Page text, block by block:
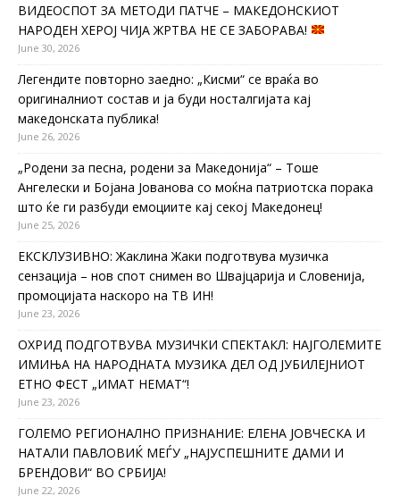
ВИДЕОСПОТ ЗА МЕТОДИ ПАТЧЕ – МАКЕДОНСКИОТ
НАРОДЕН ХЕРОЈ ЧИЈА ЖРТВА НЕ СЕ ЗАБОРАВА!
June 30, 2026
Легендите повторно заедно: „Кисми“ се враќа во
оригиналниот состав и ја буди носталгијата кај
македонската публика!
June 26, 2026
„Родени за песна, родени за Македонија“ – Тоше
Ангелески и Бојана Јованова со моќна патриотска порака
што ќе ги разбуди емоциите кај секој Македонец!
June 25, 2026
ЕКСКЛУЗИВНО: Жаклина Жаки подготвува музичка
сензација – нов спот снимен во Швајцарија и Словенија,
промоцијата наскоро на ТВ ИН!
June 23, 2026
ОХРИД ПОДГОТВУВА МУЗИЧКИ СПЕКТАКЛ: НАЈГОЛЕМИТЕ
ИМИЊА НА НАРОДНАТА МУЗИКА ДЕЛ ОД ЈУБИЛЕЈНИОТ
ЕТНО ФЕСТ „ИМАТ НЕМАТ“!
June 23, 2026
ГОЛЕМО РЕГИОНАЛНО ПРИЗНАНИЕ: ЕЛЕНА ЈОВЧЕСКА И
НАТАЛИ ПАВЛОВИЌ МЕЃУ „НАЈУСПЕШНИТЕ ДАМИ И
БРЕНДОВИ“ ВО СРБИЈА!
June 22, 2026